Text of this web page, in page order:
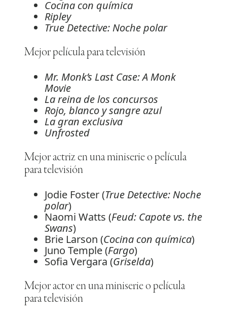
Cocina con química
Ripley
True Detective: Noche polar
Mejor película para televisión
Mr. Monk’s Last Case: A Monk
Movie
La reina de los concursos
Rojo, blanco y sangre azul
La gran exclusiva
Unfrosted
Mejor actriz en una miniserie o película
para televisión
Jodie Foster (True Detective: Noche
polar)
Naomi Watts (Feud: Capote vs. the
Swans)
Brie Larson (Cocina con química)
Juno Temple (Fargo)
Sofia Vergara (Griselda)
Mejor actor en una miniserie o película
para televisión